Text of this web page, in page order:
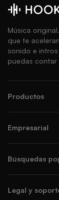
Música
que te
sonido e
puedas contar
Productos
Empresarial
Búsquedas
Legal y